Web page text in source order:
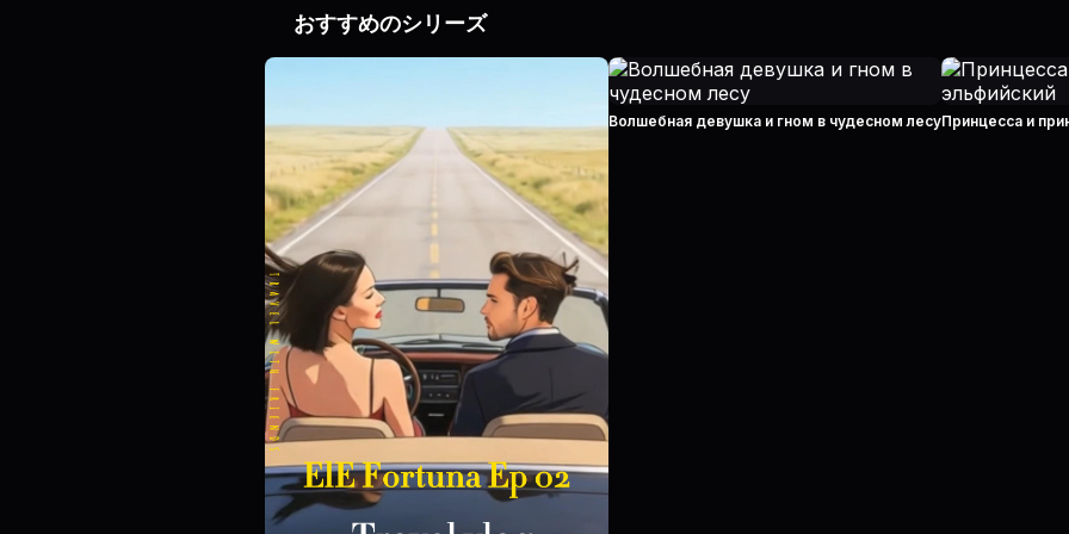
おすすめのシリーズ
Волшебная девушка и гном в чудесном лесуПринцесса и